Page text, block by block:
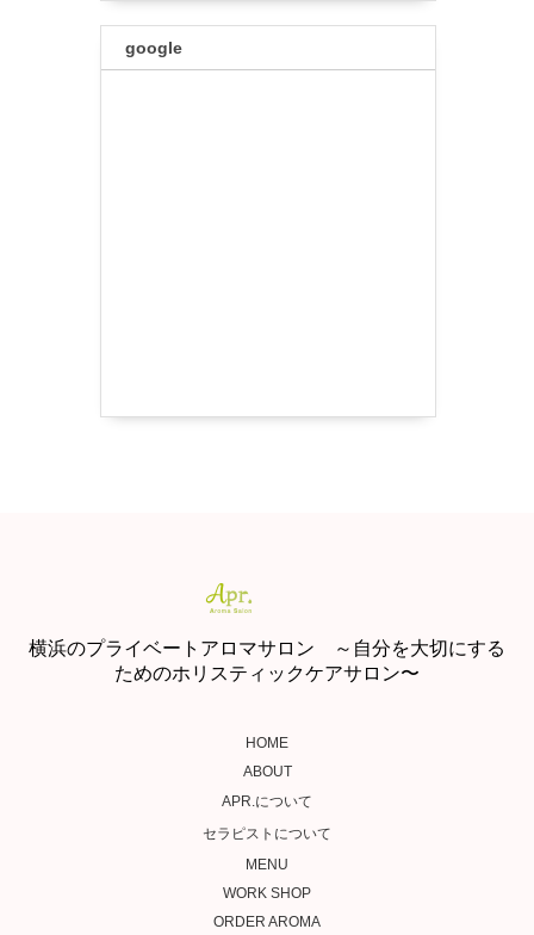
google
横浜のプライベートアロマサロン ～自分を大切にする
ためのホリスティックケアサロン〜
HOME
ABOUT
APR.について
セラピストについて
MENU
WORK SHOP
ORDER AROMA